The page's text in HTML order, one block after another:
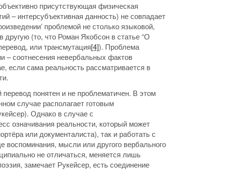
присутствующая физическая
– интерсубъективная данность) не совпадает
проблемой не столько языковой,
другую (то, что Роман Якобсон в статье “О
или трансмутация[4]). Проблема
– соотнесения невербальных фактов
если сама реальность рассматривается в
понятен и не проблематичен. В этом
случае располагает готовым
Однако в случае с
означивания реальности, который может
или документалиста), так и работать с
мысли или другого вербального
не отличаться, меняется лишь
замечает Рукейсер, есть соединение